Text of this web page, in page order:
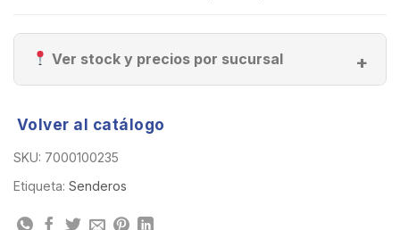
Ver stock y precios por sucursal
Volver al catálogo
SKU: 7000100235
Etiqueta: Senderos